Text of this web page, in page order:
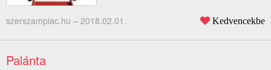
szerszampiac.hu – 2018.02.01. Kedvencekbe
Palánta